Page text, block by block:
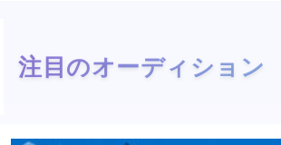
注目のオーディション